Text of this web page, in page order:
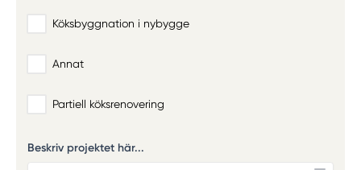
Köksbyggnation i nybygge
Annat
Partiell köksrenovering
Beskriv projektet här...